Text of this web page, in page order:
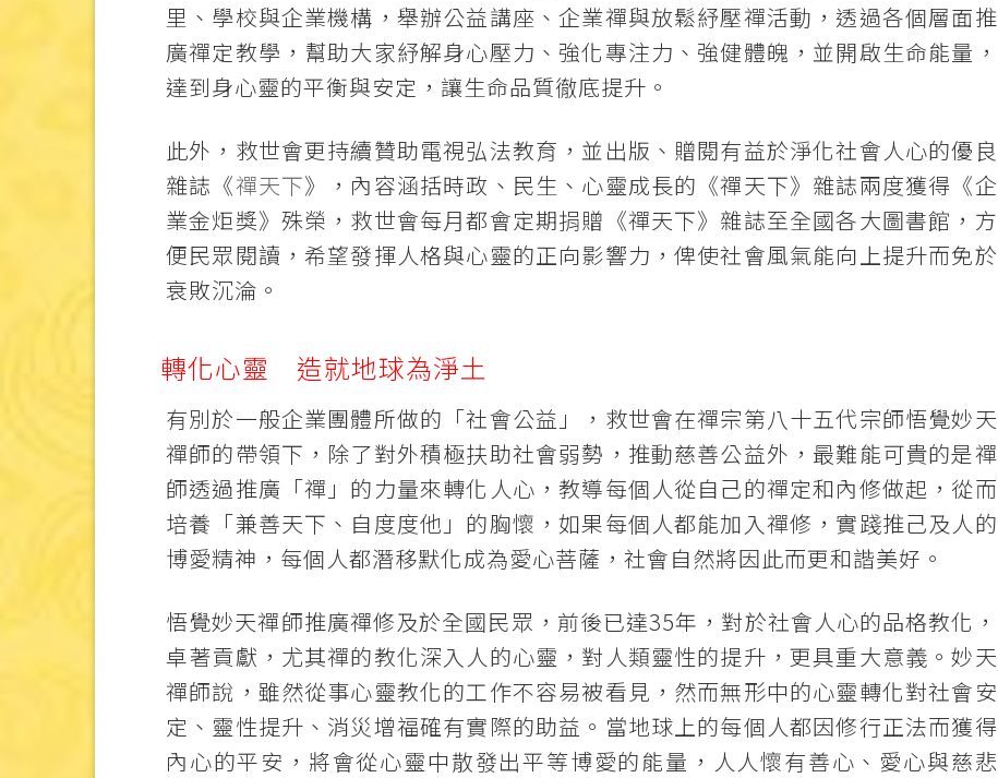
里、學校與企業機構，舉辦公益講座、企業禪與放鬆紓壓禪活動，透過各個層面推
廣禪定教學，幫助大家紓解身心壓力、強化專注力、強健體魄，並開啟生命能量，
達到身心靈的平衡與安定，讓生命品質徹底提升。
此外，救世會更持續贊助電視弘法教育，並出版、贈閱有益於淨化社會人心的優良
雜誌《禪天下》，內容涵括時政、民生、心靈成長的《禪天下》雜誌兩度獲得《企
業金炬獎》殊榮，救世會每月都會定期捐贈《禪天下》雜誌至全國各大圖書館，方
便民眾閱讀，希望發揮人格與心靈的正向影響力，俾使社會風氣能向上提升而免於
衰敗沉淪。
轉化心靈 造就地球為淨土
有別於一般企業團體所做的「社會公益」，救世會在禪宗第八十五代宗師悟覺妙天
禪師的帶領下，除了對外積極扶助社會弱勢，推動慈善公益外，最難能可貴的是禪
師透過推廣「禪」的力量來轉化人心，教導每個人從自己的禪定和內修做起，從而
培養「兼善天下、自度度他」的胸懷，如果每個人都能加入禪修，實踐推己及人的
博愛精神，每個人都潛移默化成為愛心菩薩，社會自然將因此而更和諧美好。
悟覺妙天禪師推廣禪修及於全國民眾，前後已達35年，對於社會人心的品格教化，
卓著貢獻，尤其禪的教化深入人的心靈，對人類靈性的提升，更具重大意義。妙天
禪師說，雖然從事心靈教化的工作不容易被看見，然而無形中的心靈轉化對社會安
定、靈性提升、消災增福確有實際的助益。當地球上的每個人都因修行正法而獲得
內心的平安，將會從心靈中散發出平等博愛的能量，人人懷有善心、愛心與慈悲